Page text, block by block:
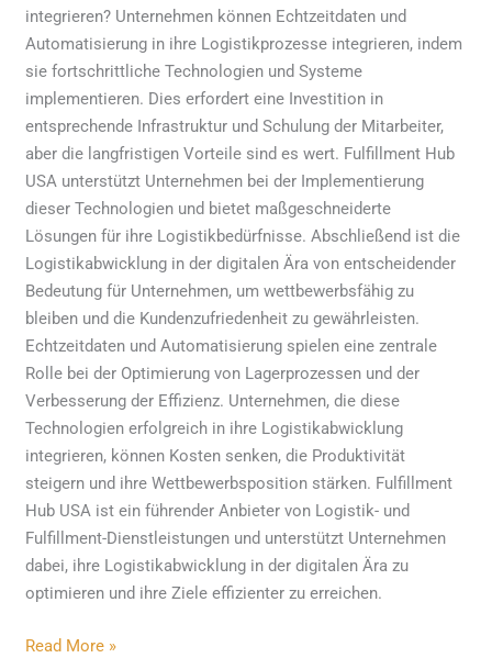
integrieren? Unternehmen können Echtzeitdaten und
Automatisierung in ihre Logistikprozesse integrieren, indem
sie fortschrittliche Technologien und Systeme
implementieren. Dies erfordert eine Investition in
entsprechende Infrastruktur und Schulung der Mitarbeiter,
aber die langfristigen Vorteile sind es wert. Fulfillment Hub
USA unterstützt Unternehmen bei der Implementierung
dieser Technologien und bietet maßgeschneiderte
Lösungen für ihre Logistikbedürfnisse. Abschließend ist die
Logistikabwicklung in der digitalen Ära von entscheidender
Bedeutung für Unternehmen, um wettbewerbsfähig zu
bleiben und die Kundenzufriedenheit zu gewährleisten.
Echtzeitdaten und Automatisierung spielen eine zentrale
Rolle bei der Optimierung von Lagerprozessen und der
Verbesserung der Effizienz. Unternehmen, die diese
Technologien erfolgreich in ihre Logistikabwicklung
integrieren, können Kosten senken, die Produktivität
steigern und ihre Wettbewerbsposition stärken. Fulfillment
Hub USA ist ein führender Anbieter von Logistik- und
Fulfillment-Dienstleistungen und unterstützt Unternehmen
dabei, ihre Logistikabwicklung in der digitalen Ära zu
optimieren und ihre Ziele effizienter zu erreichen.
Read More »